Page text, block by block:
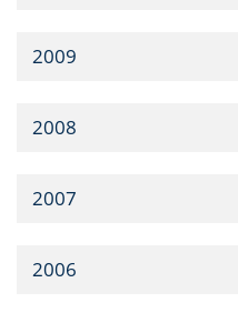
2009
2008
2007
2006